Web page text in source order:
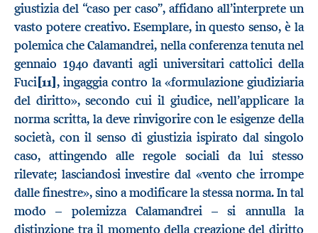
giustizia del “caso per caso”, affidano all’interprete un
vasto potere creativo. Esemplare, in questo senso, è la
polemica che Calamandrei, nella conferenza tenuta nel
gennaio 1940 davanti agli universitari cattolici della
Fuci[11], ingaggia contro la «formulazione giudiziaria
del diritto», secondo cui il giudice, nell’applicare la
norma scritta, la deve rinvigorire con le esigenze della
società, con il senso di giustizia ispirato dal singolo
caso, attingendo alle regole sociali da lui stesso
rilevate; lasciandosi investire dal «vento che irrompe
dalle finestre», sino a modificare la stessa norma. In tal
modo – polemizza Calamandrei – si annulla la
distinzione tra il momento della creazione del diritto